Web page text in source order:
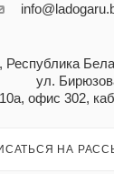
Республика
ул.
10а, офис 302,
НА